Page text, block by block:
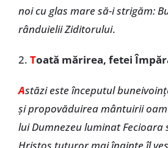
noi cu glas mare să-i strigăm:
rânduielii Ziditorului.
2. Toată mărirea, fetei
Astăzi este începutul
și propovăduirea mântuirii
lui Dumnezeu luminat Fecioara